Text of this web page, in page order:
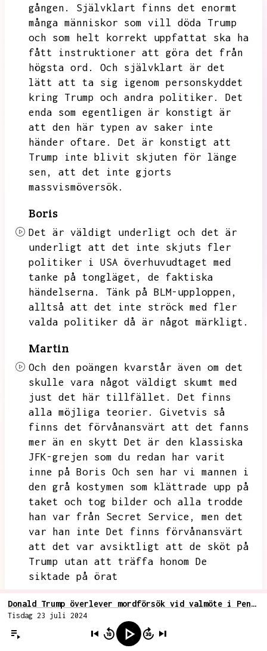
gången.
Självklart finns det enormt
många människor som vill döda Trump
och som helt korrekt uppfattat ska ha
fått instruktioner att göra det från
högsta ord.
Och självklart är det
lätt att ta sig igenom personskyddet
kring Trump och andra politiker.
Det
enda som egentligen är konstigt är
att den här typen av saker inte
händer oftare.
Det är konstigt att
Trump inte blivit skjuten för länge
sen,
att det inte gjorts
massvismöversök.
Boris
Det är väldigt underligt och det är
underligt att det inte skjuts fler
politiker i USA överhuvudtaget med
tanke på tongläget,
de faktiska
händelserna.
Tänk på BLM-upploppen,
alltså att det inte ströck med fler
valda politiker då är något märkligt.
Martin
Och den poängen kvarstår även om det
skulle vara något väldigt skumt med
just det här tillfället.
Det finns
alla möjliga teorier.
Givetvis så
finns det förvånansvärt att det fanns
mer än en skytt Det är den klassiska
JFK-grejen som du redan har varit
inne på Boris Och sen har vi mannen i
den grå kostymen som klättrade upp på
taket och tog bilder och alla trodde
han var från Secret Service,
men det
var han inte Det finns förvånansvärt
att det var avsiktligt att de sköt på
Trump utan att träffa honom De
siktade på örat
Boris
Ja, precis Hahaha
Donald Trump överlever mordförsök vid valmöte i Pennsylvania
Tisdag 23 juli 2024